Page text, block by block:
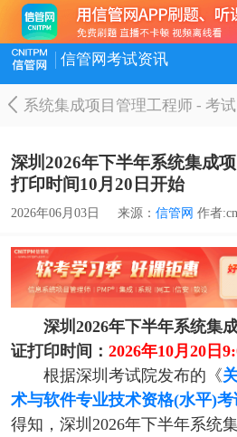
信管网考试资讯
系统集成项目管理工程师-考
深圳2026年下半年系统集成
打印时间10月20日开始
2026年06月03日 来源： 信管网 作者
深圳2026年下半年系统集
证打印时间： 2026年10月20日
根据深圳考试院发布的《
术与软件专业技术资格(水平)
得知，深圳2026年下半年系统